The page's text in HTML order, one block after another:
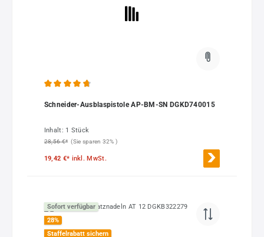
Schneider-Ausblaspistole AP-BM-SN DGKD740015
Inhalt: 1 Stück
28,56 €* (Sie sparen 32% )
19,42 €* inkl. MwSt.
Sofort verfügbar
28%
Staffelrabatt sichern